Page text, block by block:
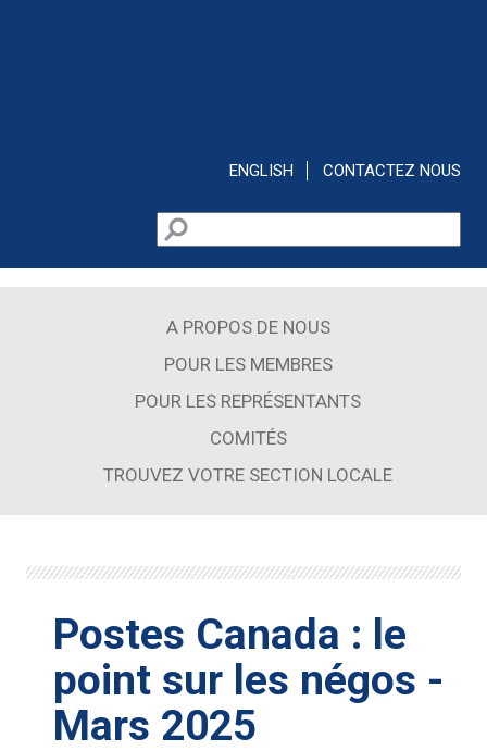
ENGLISH CONTACTEZ NOUS
Formulaire de recherche
Rechercher
A PROPOS DE NOUS
POUR LES MEMBRES
POUR LES REPRÉSENTANTS
COMITÉS
TROUVEZ VOTRE SECTION LOCALE
Postes Canada : le
point sur les négos -
Mars 2025